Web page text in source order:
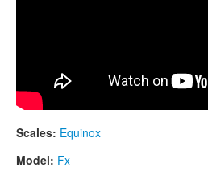
Scales: Equinox
Model: Fx